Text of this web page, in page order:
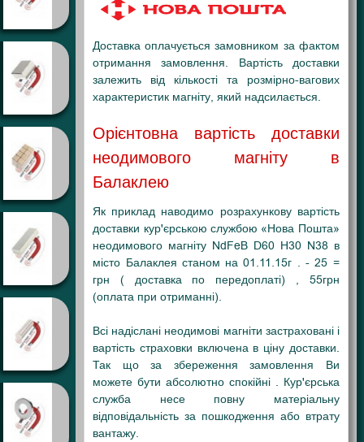
Доставка оплачується замовником за фактом
отримання замовлення. Вартість доставки
залежить від кількості та розмірно-вагових
характеристик магніту, який надсилається.
Орієнтовна вартість доставки
неодимового магніту в
Балаклею
Як приклад наводимо розрахункову вартість
доставки кур'єрською службою «Нова Пошта»
неодимового магніту NdFeB D60 H30 N38 в
місто Балаклея станом на 01.11.15г . - 25 =
грн ( доставка по передоплаті) , 55грн
(оплата при отриманні).
Всі надіслані неодимові магніти застраховані і
вартість страховки включена в ціну доставки.
Так що за збереження замовлення Ви
можете бути абсолютно спокійні . Кур'єрська
служба несе повну матеріальну
відповідальність за пошкодження або втрату
вантажу.